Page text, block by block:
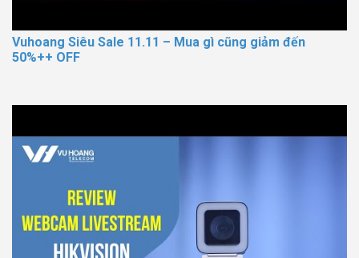
Vuhoang Siêu Sale 11.11 – Mua gì cũng giảm đến
50%++ OFF